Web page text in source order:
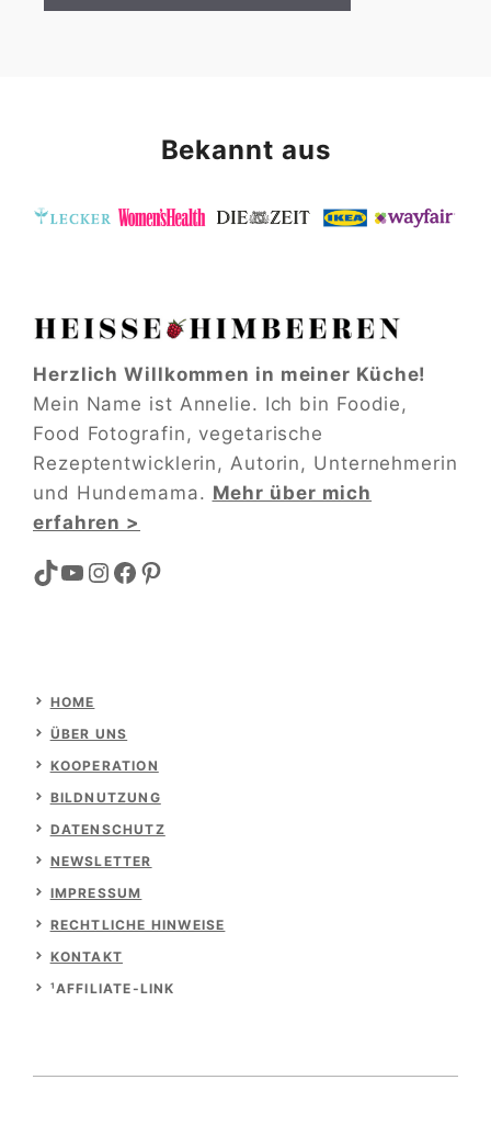
Bekannt aus
Herzlich Willkommen in meiner Küche!
Mein Name ist Annelie. Ich bin Foodie,
Food Fotografin, vegetarische
Rezeptentwicklerin, Autorin, Unternehmerin
und Hundemama. Mehr über mich
erfahren >
TikTok
YouTube
Instagram
Facebook
Pinterest
HOME
ÜBER UNS
KOOPERATION
BILDNUTZUNG
DATENSCHUTZ
NEWSLETTER
IMPRESSUM
RECHTLICHE HINWEISE
KONTAKT
¹AFFILIATE-LINK